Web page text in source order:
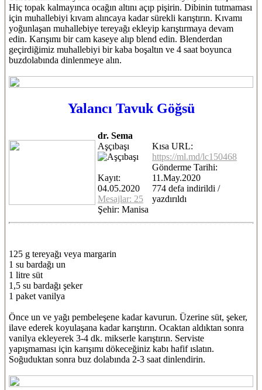
Hiç topak kalmayınca ocağın altını açıp pişirin. Dibinin tutmaması
için muhallebiyi kıvam alıncaya kadar sürekli karıştırın. Kıvamı
yoğunlaşan muhallebiye tereyağı ekleyip karıştırmaya devam
edin. Karışımı bir cam kaseye alıp blend edin. Blenderdan
geçirdiğimiz muhallebiyi bir kaba boşaltın ve 4 saat boyunca
buzdolabında dinlenmeye alın.
Yalancı Tavuk Göğsü
dr. Sema
Aşçıbaşı
Kayıt:
04.05.2020
Mesajlar: 25
Şehir: Manisa
Kısa URL:
https://ml.md/lc150468
Gönderme Tarihi:
11.May.2020
774 defa indirildi /
yazdırıldı
125 g tereyağı veya margarin
1 su bardağı un
1 litre süt
1,5 su bardağı şeker
1 paket vanilya
Önce un ve yağı pembeleşene kadar kavurun. Üzerine süt, şeker,
ilave ederek koyulaşana kadar karıştırın. Ocaktan aldıktan sonra
vanilya ekleyerek 3-4 dk. mikserle karıştırın. Serviste
yapışmaması için karışımı dökeceğiniz kabı hafif ıslatın.
Soğuduktan sonra buz dolabında 2-3 saat dinlendirin.